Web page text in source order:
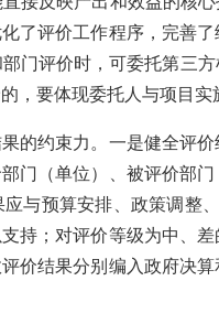
了评价工作程序，完善
门评价时，可委托第三
，要体现委托人与项目
约束力。一是健全评价
门（单位）、被评价部
应与预算安排、政策调
持；对评价等级为中、
价结果分别编入政府决